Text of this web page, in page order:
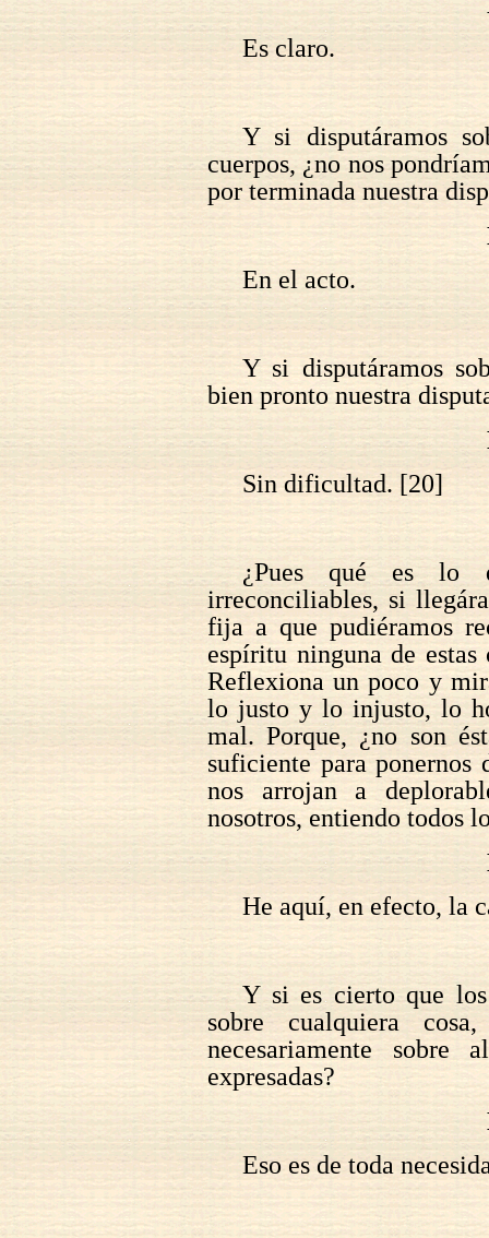
Es claro.
Y si disputáramos
cuerpos, ¿no nos
por terminada nuestra
En el acto.
Y si disputáramos
bien pronto nuestra
Sin dificultad. [20]
¿Pues qué es lo
irreconciliables, si
fija a que pudiéramos
espíritu ninguna de
Reflexiona un poco y
lo justo y lo injusto, lo
mal. Porque, ¿no son
suficiente para ponernos
nos arrojan a
nosotros, entiendo todos
He aquí, en efecto, la
Y si es cierto que
sobre cualquiera
necesariamente
expresadas?
Eso es de toda